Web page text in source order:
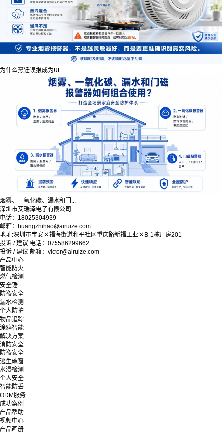
为什么烹饪误报成为UL ...
烟雾、一氧化碳、漏水和门...
深圳市艾瑞泽电子有限公司
电话：18025304939
邮箱：huangzhihao@airuize.com
地址:深圳市宝安区福海街道和平社区重庆路新福工业区B-1栋厂房201
投诉 / 建议 电话：075586299662
投诉 / 建议 邮箱：victor@airuize.com
产品中心
智能防火
燃气检测
安全锤
防盗安全
漏水检测
个人防护
物品追踪
涂鸦智能
解决方案
消防安全
防盗安全
逃生破窗
水浸检测
个人安全
智能防丢
ODM服务
成功案例
产品帮助
视频中心
产品画册